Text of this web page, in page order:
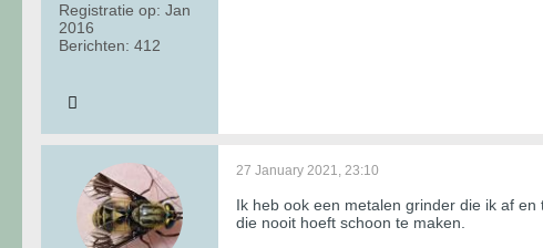
Registratie op: Jan
2016
Berichten: 412
27 January 2021, 23:10
Ik heb ook een metalen grinder die ik af
die nooit hoeft schoon te maken.